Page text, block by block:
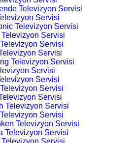
Televizyon Servisi
Servisi
Televizyon Servisi
Servisi
Servisi
Servisi
Televizyon Servisi
Servisi
Servisi
Servisi
Servisi
Televizyon Servisi
Servisi
Televizyon Servisi
Televizyon Servisi
Servisi